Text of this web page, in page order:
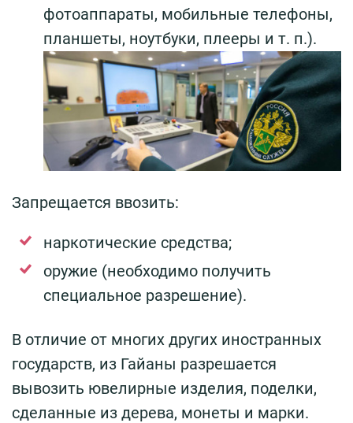
фотоаппараты, мобильные телефоны,
планшеты, ноутбуки, плееры и т. п.).
Запрещается ввозить:
наркотические средства;
оружие (необходимо получить
специальное разрешение).
В отличие от многих других иностранных
государств, из Гайаны разрешается
вывозить ювелирные изделия, поделки,
сделанные из дерева, монеты и марки.